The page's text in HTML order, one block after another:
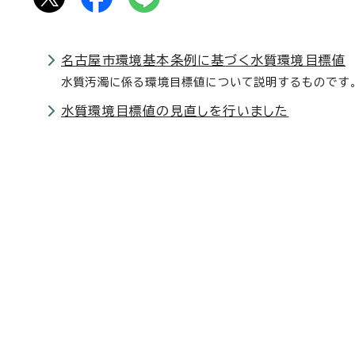
名古屋市環境基本条例に基づく水質環境目標値
水質汚濁に係る環境目標値について説明するものです。
水質環境目標値の見直しを行いました